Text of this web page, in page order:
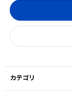
カテゴリ